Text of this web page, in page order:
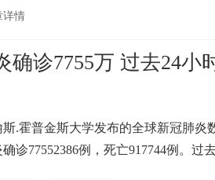
详情
确诊7755万 过去24小
普金斯大学发布的全球新冠肺炎
诊77552386例，死亡917744例。过